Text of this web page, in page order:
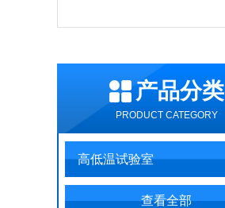
产品分类
PRODUCT CATEGORY
高低温试验室
查看全部